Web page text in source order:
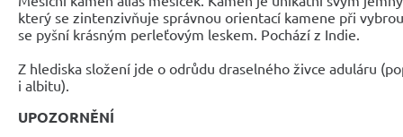
který se zintenzivňuje správnou orientací kamene při
se pyšní krásným perleťovým leskem. Pochází z Indie.
Z hlediska složení jde o odrůdu draselného živce aduláru
i albitu).
UPOZORNĚNÍ